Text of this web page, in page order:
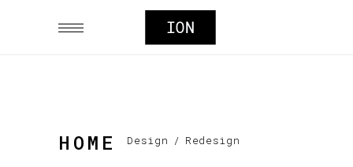
HOME Design / Redesign